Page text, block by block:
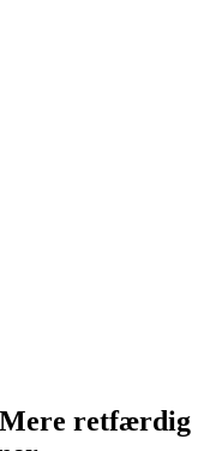
retfærdig